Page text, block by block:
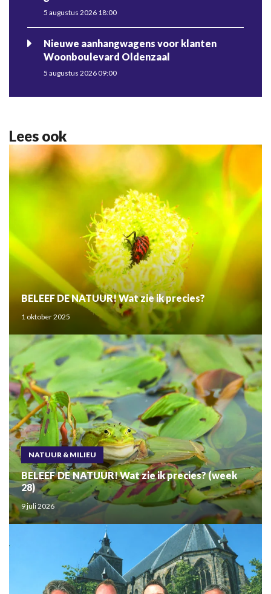
5 augustus 2026 18:00
Nieuwe aanhangwagens voor klanten
Woonboulevard Oldenzaal
5 augustus 2026 09:00
Lees ook
BELEEF DE NATUUR! Wat zie ik precies?
1 oktober 2025
NATUUR & MILIEU
BELEEF DE NATUUR! Wat zie ik precies? (week
28)
9 juli 2026